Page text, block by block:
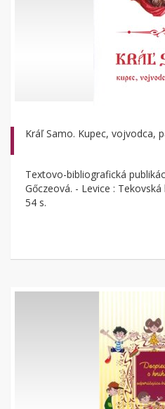
Kráľ Samo. Kupec, vojvodca,
Textovo-bibliografická
Gőczeová. - Levice :
54 s.